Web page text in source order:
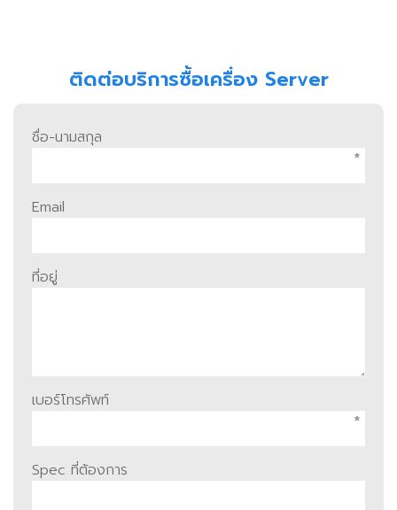
ติดต่อบริการซื้อเครื่อง Server
ชื่อ-นามสกุล
*
Email
ที่อยู่
เบอร์โทรศัพท์
*
Spec ที่ต้องการ